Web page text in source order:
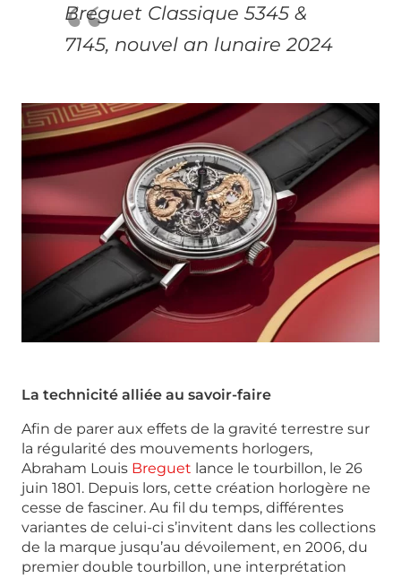
Breguet Classique 5345 &
7145, nouvel an lunaire 2024
La technicité alliée au savoir-faire
Afin de parer aux effets de la gravité terrestre sur
la régularité des mouvements horlogers,
Abraham Louis Breguet lance le tourbillon, le 26
juin 1801. Depuis lors, cette création horlogère ne
cesse de fasciner. Au fil du temps, différentes
variantes de celui-ci s’invitent dans les collections
de la marque jusqu’au dévoilement, en 2006, du
premier double tourbillon, une interprétation